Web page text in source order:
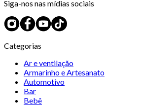
Siga-nos nas mídias sociais
Categorias
Ar e ventilação
Armarinho e Artesanato
Automotivo
Bar
Bebê